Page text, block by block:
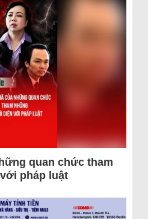
quan chức tham
pháp luật